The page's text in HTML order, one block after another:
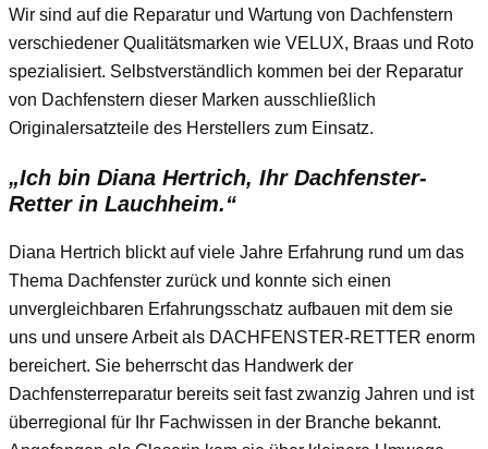
Wir sind auf die Reparatur und Wartung von Dachfenstern
verschiedener Qualitätsmarken wie VELUX, Braas und Roto
spezialisiert. Selbstverständlich kommen bei der Reparatur
von Dachfenstern dieser Marken ausschließlich
Originalersatzteile des Herstellers zum Einsatz.
„Ich bin Diana Hertrich, Ihr Dachfenster-
Retter in Lauchheim.“
Diana Hertrich blickt auf viele Jahre Erfahrung rund um das
Thema Dachfenster zurück und konnte sich einen
unvergleichbaren Erfahrungsschatz aufbauen mit dem sie
uns und unsere Arbeit als DACHFENSTER-RETTER enorm
bereichert. Sie beherrscht das Handwerk der
Dachfensterreparatur bereits seit fast zwanzig Jahren und ist
überregional für Ihr Fachwissen in der Branche bekannt.